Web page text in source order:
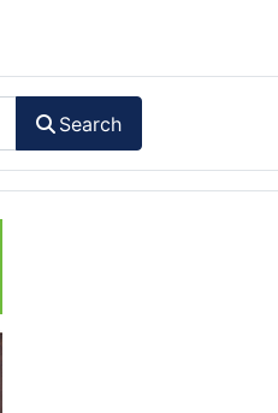
Search
Libri di Testo